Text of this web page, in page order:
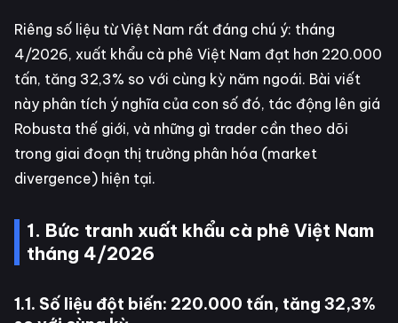
Riêng số liệu từ Việt Nam rất đáng chú ý: tháng
4/2026, xuất khẩu cà phê Việt Nam đạt hơn 220.000
tấn, tăng 32,3% so với cùng kỳ năm ngoái. Bài viết
này phân tích ý nghĩa của con số đó, tác động lên giá
Robusta thế giới, và những gì trader cần theo dõi
trong giai đoạn thị trường phân hóa (market
divergence) hiện tại.
1. Bức tranh xuất khẩu cà phê Việt Nam
tháng 4/2026
1.1. Số liệu đột biến: 220.000 tấn, tăng 32,3%